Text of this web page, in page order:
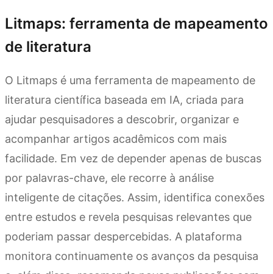
Litmaps: ferramenta de mapeamento
de literatura
O Litmaps é uma ferramenta de mapeamento de
literatura científica baseada em IA, criada para
ajudar pesquisadores a descobrir, organizar e
acompanhar artigos acadêmicos com mais
facilidade. Em vez de depender apenas de buscas
por palavras-chave, ele recorre à análise
inteligente de citações. Assim, identifica conexões
entre estudos e revela pesquisas relevantes que
poderiam passar despercebidas. A plataforma
monitora continuamente os avanços da pesquisa